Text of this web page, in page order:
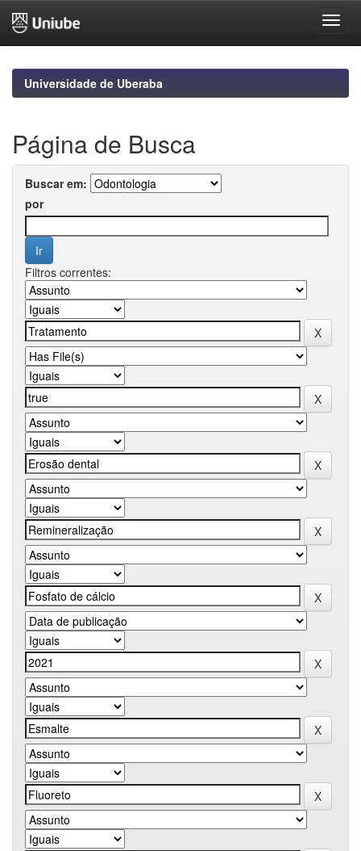
navigationUniversidade de Uberaba
Página de Busca
Buscar em:
por
Filtros correntes: